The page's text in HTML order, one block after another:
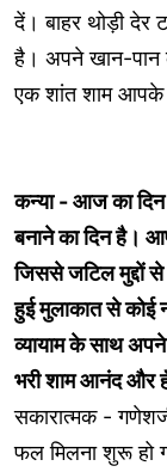
दें। बाहर थोड़ी
है। अपने खान-पान
एक शांत शाम आपके
कन्या - आज का
बनाने का दिन है।
जिससे जटिल मुद्दों
हुई मुलाकात से
व्यायाम के साथ
भरी शाम आनंद और
सकारात्मक -
फल मिलना शुरू हो